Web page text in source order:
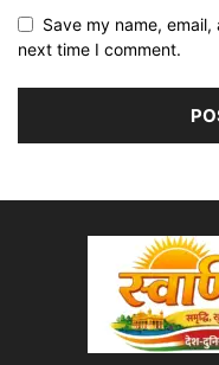
Save my name,
next time I comment.